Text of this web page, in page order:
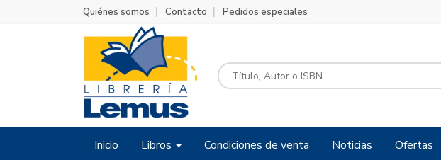
Quiénes somos Contacto Pedidos especiales
Inicio Libros Condiciones de venta Noticias Ofertas